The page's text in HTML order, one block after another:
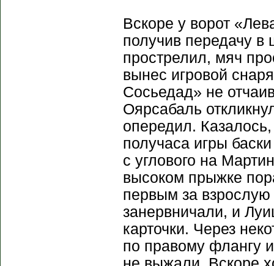
Вскоре у ворот
получив передачу
прострелил, мяч
вынес игровой
Сосьедад» не
Оярсабаль
опередил.
получаса игры
с углового на
высоком прыжке
первым за
занервничали, и
карточки. Через
по правому флангу